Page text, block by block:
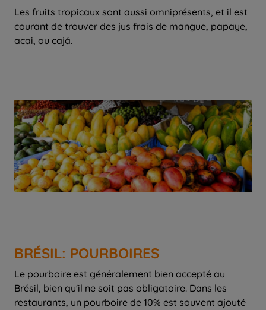
Les fruits tropicaux sont aussi omniprésents, et il est
courant de trouver des jus frais de mangue, papaye,
acai, ou cajá.
BRÉSIL: POURBOIRES
Le pourboire est généralement bien accepté au
Brésil, bien qu'il ne soit pas obligatoire. Dans les
restaurants, un pourboire de 10% est souvent ajouté